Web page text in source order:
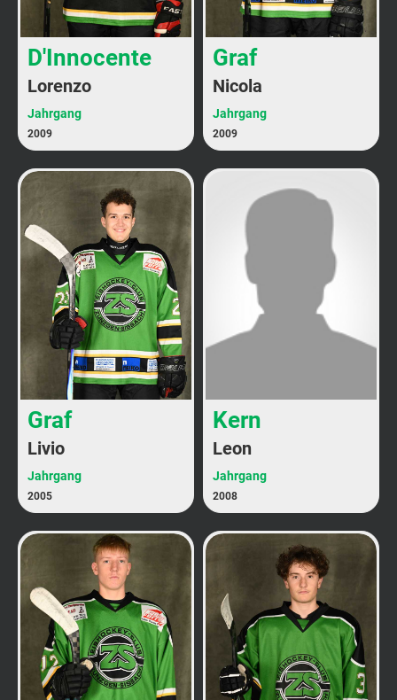
D'Innocente
Lorenzo
Jahrgang
2009
Graf
Nicola
Jahrgang
2009
Graf
Livio
Jahrgang
2005
Kern
Leon
Jahrgang
2008